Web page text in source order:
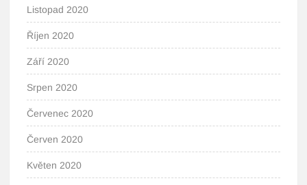
Listopad 2020
Říjen 2020
Září 2020
Srpen 2020
Červenec 2020
Červen 2020
Květen 2020